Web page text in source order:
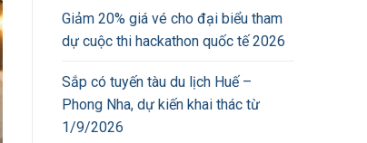
Giảm 20% giá vé cho đại biểu tham
dự cuộc thi hackathon quốc tế 2026
Sắp có tuyến tàu du lịch Huế –
Phong Nha, dự kiến khai thác từ
1/9/2026